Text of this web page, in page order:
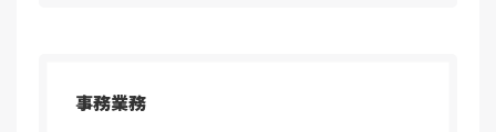
事務業務